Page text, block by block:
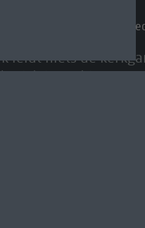
Pieter Jansz
leidt niets de
zich in